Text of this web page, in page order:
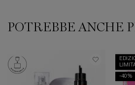
PDP Slot 1 Section
POTREBBE ANCHE
-40%